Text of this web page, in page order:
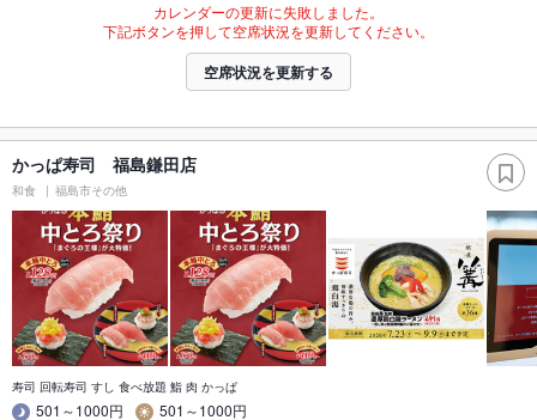
カレンダーの更新に失敗しました。
下記ボタンを押して空席状況を更新してください。
空席状況を更新する
かっぱ寿司 福島鎌田店
和食 福島市その他
寿司 回転寿司 すし 食べ放題 鮨 肉 かっぱ
501～1000円
501～1000円